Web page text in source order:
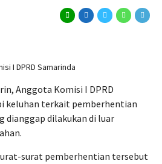
I DPRD Samarinda
Anggota Komisi I DPRD
keluhan terkait pemberhentian
dianggap dilakukan di luar
surat pemberhentian tersebut